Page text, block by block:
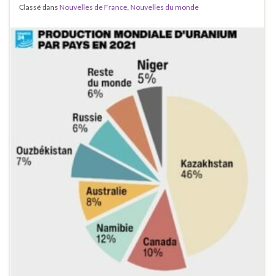
Classé dans Nouvelles de France, Nouvelles du monde